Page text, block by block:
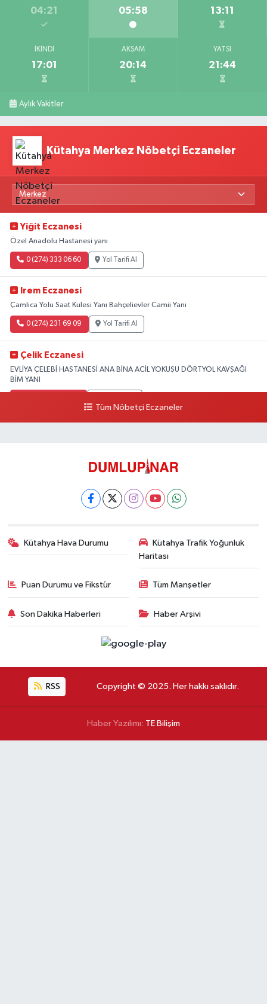
04:21 05:58 13:11
İKINDI
17:01
AKŞAM
20:14
YATSI
21:44
Aylık Vakitler
Kütahya Merkez Nöbetçi Eczaneler
Yiğit Eczanesi
Özel Anadolu Hastanesi yanı
0 (274) 333 06 60 Yol Tarifi Al
Irem Eczanesi
Çamlıca Yolu Saat Kulesi Yanı Bahçelievler Camii Yanı
0 (274) 231 69 09 Yol Tarifi Al
Çelik Eczanesi
EVLİYA ÇELEBİ HASTANESİ ANA BİNA ACİL YOKUŞU DÖRTYOL KAVŞAĞI
BİM YANI
Tüm Nöbetçi Eczaneler
Kütahya Hava Durumu
Kütahya Trafik Yoğunluk
Haritası
Puan Durumu ve Fikstür Tüm Manşetler
Son Dakika Haberleri Haber Arşivi
RSS Copyright © 2025. Her hakkı saklıdır.
Haber Yazılımı: TE Bilişim